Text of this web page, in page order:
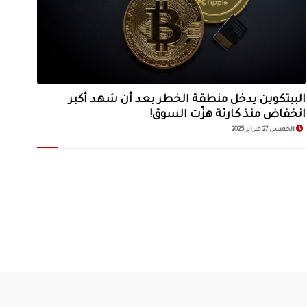
البيتكوين يدخل منطقة الخطر بعد أن شهد أكبر
انخفاض منذ كارثة هزّت السوق!
الخميس 27 فبراير 2025